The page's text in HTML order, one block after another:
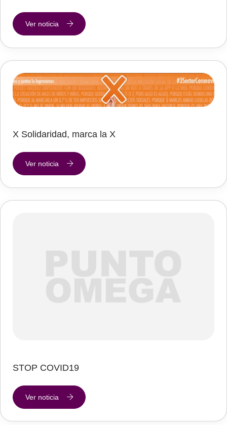
Ver noticia
X Solidaridad, marca la X
Ver noticia
STOP COVID19
Ver noticia